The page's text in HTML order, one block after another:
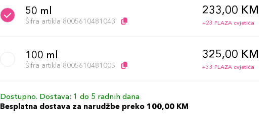
50 ml
Šifra artikla 8005610481043
233,00 KM
+23 PLAZA cvjetića
100 ml
Šifra artikla 8005610481005
325,00 KM
+33 PLAZA cvjetića
Dostupno. Dostava: 1 do 5 radnih dana
Besplatna dostava za narudžbe preko 100,00 KM